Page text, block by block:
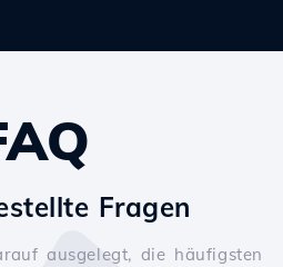
Fragen
ausgelegt, die häufigsten